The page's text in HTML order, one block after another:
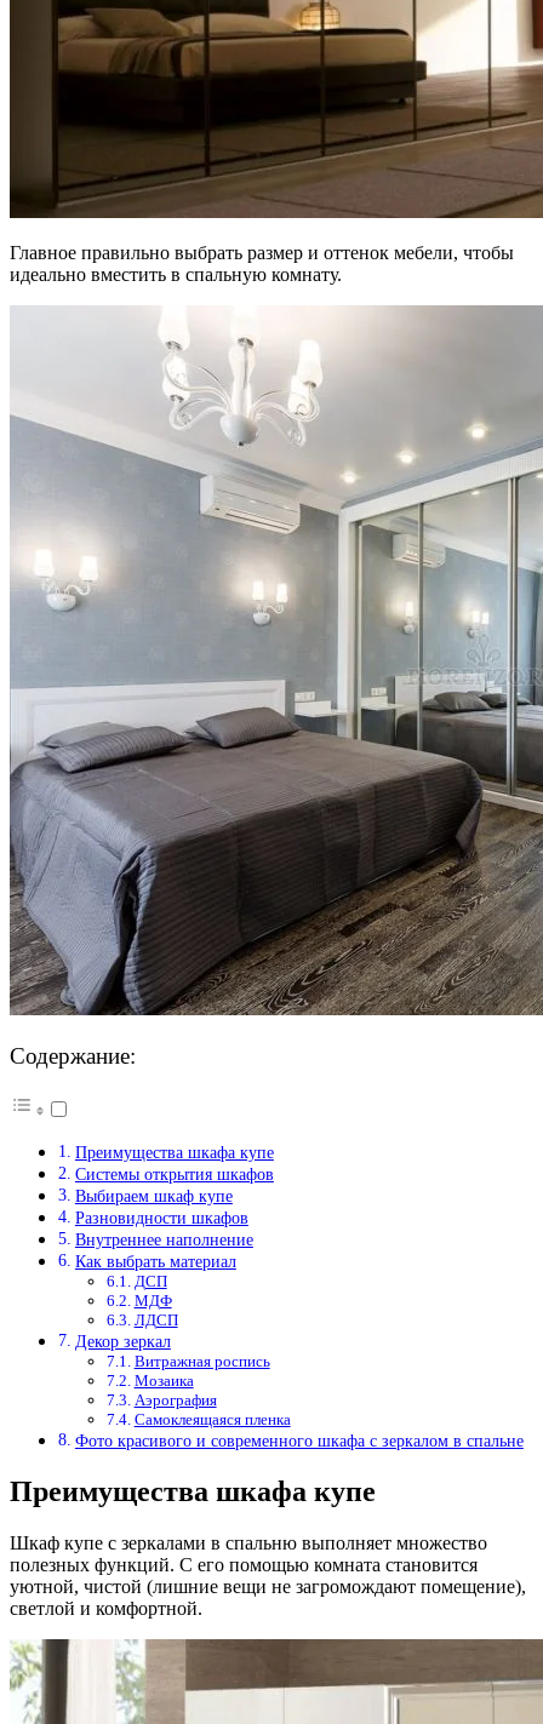
Главное правильно выбрать размер и оттенок мебели, чтобы
идеально вместить в спальную комнату.
Содержание:
Преимущества шкафа купе
Системы открытия шкафов
Выбираем шкаф купе
Разновидности шкафов
Внутреннее наполнение
Как выбрать материал
ДСП
МДФ
ЛДСП
Декор зеркал
Витражная роспись
Мозаика
Аэрография
Самоклеящаяся пленка
Фото красивого и современного шкафа с зеркалом в спальне
Преимущества шкафа купе
Шкаф купе с зеркалами в спальню выполняет множество
полезных функций. С его помощью комната становится
уютной, чистой (лишние вещи не загромождают помещение),
светлой и комфортной.